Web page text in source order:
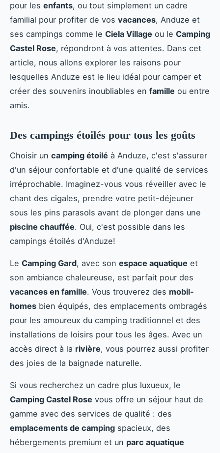
pour les enfants, ou tout simplement un cadre
familial pour profiter de vos vacances, Anduze et
ses campings comme le Ciela Village ou le Camping
Castel Rose, répondront à vos attentes. Dans cet
article, nous allons explorer les raisons pour
lesquelles Anduze est le lieu idéal pour camper et
créer des souvenirs inoubliables en famille ou entre
amis.
Des campings étoilés pour tous les goûts
Choisir un camping étoilé à Anduze, c'est s'assurer
d'un séjour confortable et d'une qualité de services
irréprochable. Imaginez-vous vous réveiller avec le
chant des cigales, prendre votre petit-déjeuner
sous les pins parasols avant de plonger dans une
piscine chauffée. Oui, c'est possible dans les
campings étoilés d'Anduze!
Le Camping Gard, avec son espace aquatique et
son ambiance chaleureuse, est parfait pour des
vacances en famille. Vous trouverez des mobil-
homes bien équipés, des emplacements ombragés
pour les amoureux du camping traditionnel et des
installations de loisirs pour tous les âges. Avec un
accès direct à la rivière, vous pourrez aussi profiter
des joies de la baignade naturelle.
Si vous recherchez un cadre plus luxueux, le
Camping Castel Rose vous offre un séjour haut de
gamme avec des services de qualité : des
emplacements de camping spacieux, des
hébergements premium et un parc aquatique